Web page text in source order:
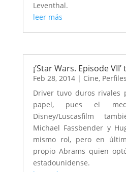
Leventhal.
leer más
¡’Star Wars. Episode
Feb 28, 2014| Cine, Perfiles
Driver tuvo duros rivales
papel, pues el
Disney/Luscasfilm
Michael Fassbender y
mismo rol, pero en
propio Abrams quien
estadounidense.